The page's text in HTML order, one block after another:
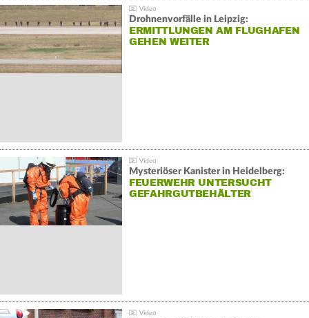
Drohnenvorfälle in Leipzig:
ERMITTLUNGEN AM FLUGHAFEN
GEHEN WEITER
Mysteriöser Kanister in Heidelberg:
FEUERWEHR UNTERSUCHT
GEFAHRGUTBEHÄLTER